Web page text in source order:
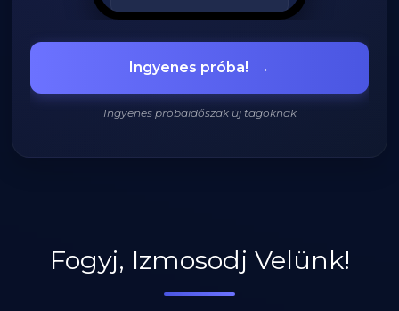
Grillezett csirke
420 kcal
Ingyenes próba! →
Ingyenes próbaidőszak új tagoknak
Fogyj, Izmosodj Velünk!